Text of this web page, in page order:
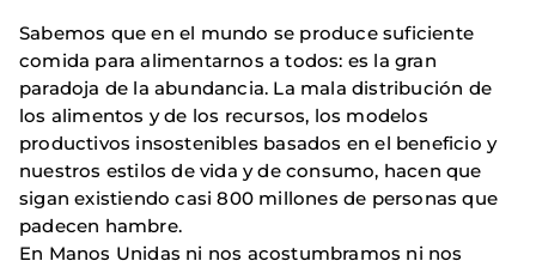
Sabemos que en el mundo se produce suficiente
comida para alimentarnos a todos: es la gran
paradoja de la abundancia. La mala distribución de
los alimentos y de los recursos, los modelos
productivos insostenibles basados en el beneficio y
nuestros estilos de vida y de consumo, hacen que
sigan existiendo casi 800 millones de personas que
padecen hambre.
En Manos Unidas ni nos acostumbramos ni nos